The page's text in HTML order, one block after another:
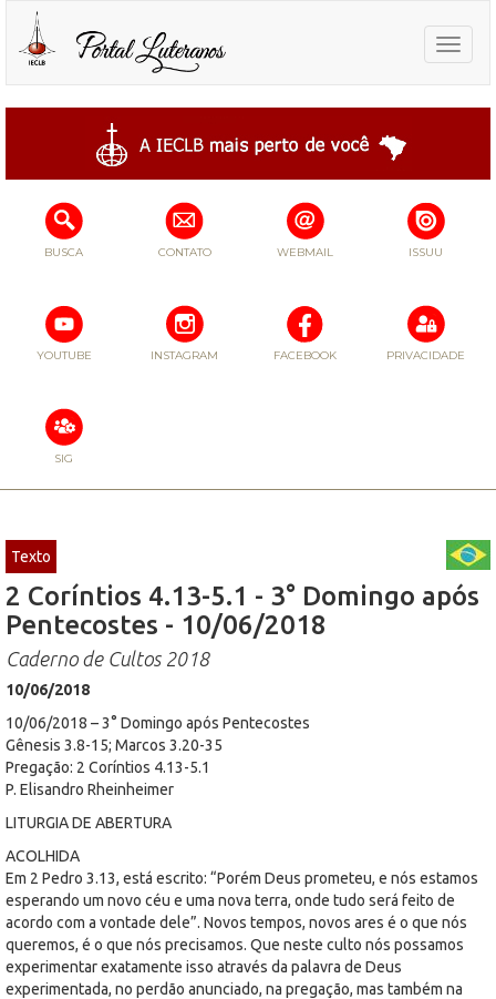
Toggle
BUSCA CONTATO WEBMAIL ISSUU
YOUTUBE INSTAGRAM FACEBOOK PRIVACIDADE
SIG
Texto
2 Coríntios 4.13-5.1 - 3° Domingo após
Pentecostes - 10/06/2018
Caderno de Cultos 2018
10/06/2018
10/06/2018 – 3° Domingo após Pentecostes
Gênesis 3.8-15; Marcos 3.20-35
Pregação: 2 Coríntios 4.13-5.1
P. Elisandro Rheinheimer
LITURGIA DE ABERTURA
ACOLHIDA
Em 2 Pedro 3.13, está escrito: “Porém Deus prometeu, e nós estamos
esperando um novo céu e uma nova terra, onde tudo será feito de
acordo com a vontade dele”. Novos tempos, novos ares é o que nós
queremos, é o que nós precisamos. Que neste culto nós possamos
experimentar exatamente isso através da palavra de Deus
experimentada, no perdão anunciado, na pregação, mas também na